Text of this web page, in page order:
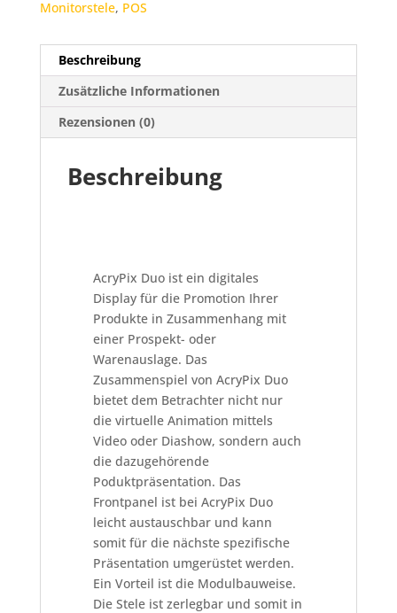
Monitorstele, POS
Beschreibung
Zusätzliche Informationen
Rezensionen (0)
Beschreibung
AcryPix Duo ist ein digitales
Display für die Promotion Ihrer
Produkte in Zusammenhang mit
einer Prospekt- oder
Warenauslage. Das
Zusammenspiel von AcryPix Duo
bietet dem Betrachter nicht nur
die virtuelle Animation mittels
Video oder Diashow, sondern auch
die dazugehörende
Poduktpräsentation. Das
Frontpanel ist bei AcryPix Duo
leicht austauschbar und kann
somit für die nächste spezifische
Präsentation umgerüstet werden.
Ein Vorteil ist die Modulbauweise.
Die Stele ist zerlegbar und somit in